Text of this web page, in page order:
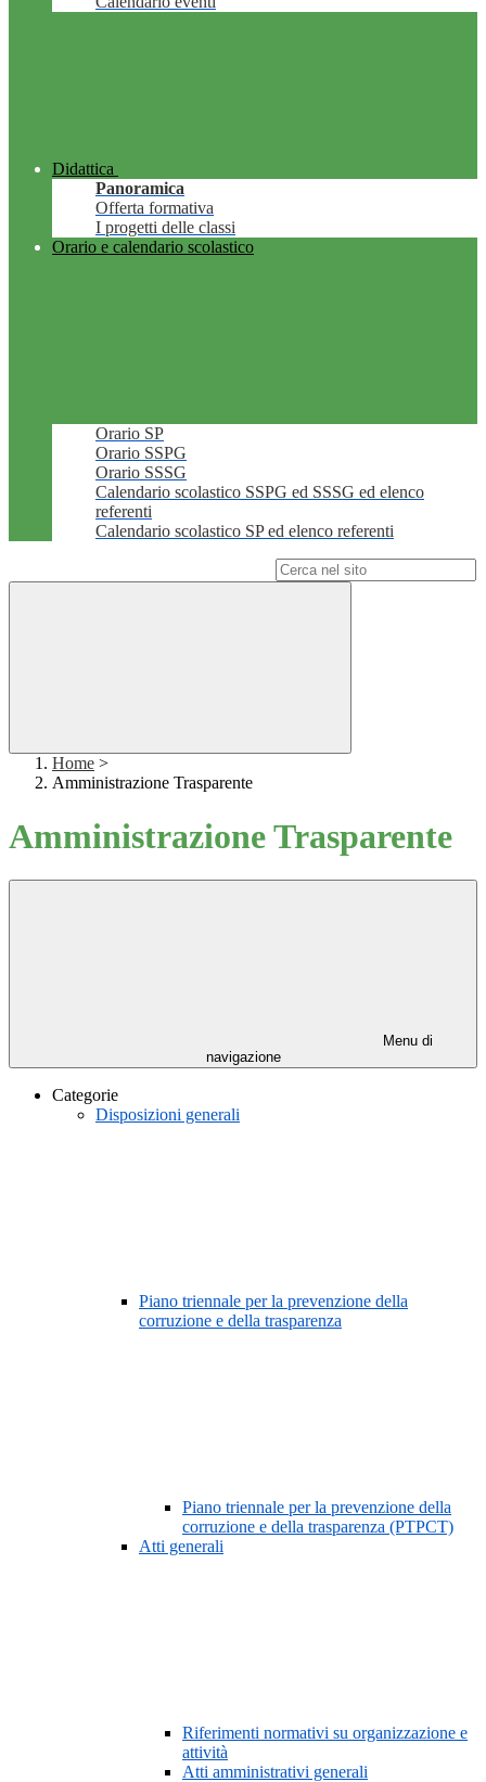
Didattica
Panoramica
Offerta formativa
I progetti delle classi
Orario e calendario scolastico
Orario SP
Orario SSPG
Orario SSSG
Calendario scolastico SSPG ed SSSG ed elenco
referenti
Calendario scolastico SP ed elenco referenti
Home >
Amministrazione Trasparente
Amministrazione Trasparente
Menu di
navigazione
Categorie
Disposizioni generali
Piano triennale per la prevenzione della
corruzione e della trasparenza
Piano triennale per la prevenzione della
corruzione e della trasparenza (PTPCT)
Atti generali
Riferimenti normativi su organizzazione e
attività
Atti amministrativi generali